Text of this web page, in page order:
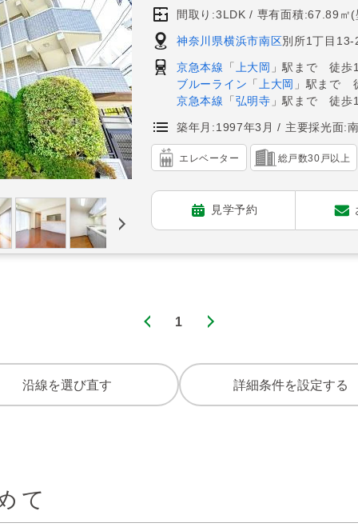
間取り:3LDK 専有面積:67.89㎡(
神奈川県横浜市南区別所1丁目13-
京急本線 「 上大岡 」駅まで 徒歩
ブルーライン 「 上大岡 」駅まで
京急本線
「 弘明寺 」駅まで 徒歩
築年月:1997年3月 主要採光面:
エレベーター 総戸数30戸以上
見学予約
1
沿線を選び直す 詳細条件を設定する
て